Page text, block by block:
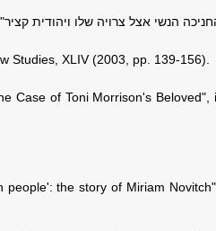
Studies, XLIV (2003, pp. 139-156).
Case of Toni Morrison's
the story of Miriam